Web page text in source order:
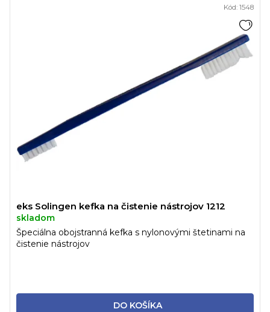
eks Solingen kefka na čistenie nástrojov 1212
skladom
DO KOŠÍKA
Špeciálna obojstranná kefka s nylonovými štetinami na
čistenie nástrojov
Kód: 1548